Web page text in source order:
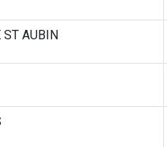
ST AUBIN